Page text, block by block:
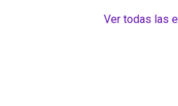
Ver todas las